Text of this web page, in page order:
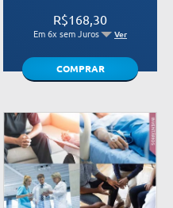
R$168,30
Em 6x sem Juros Ver
COMPRAR